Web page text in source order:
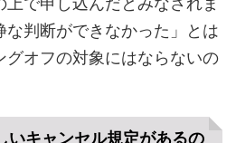
判断ができなかった」とは
グオフの対象にはならないの
いキャンセル規定があるの